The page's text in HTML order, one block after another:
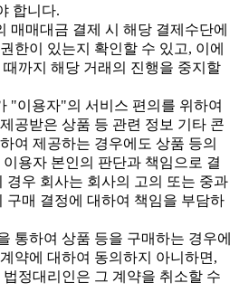
합니다.
매매대금 결제 시 해당 결제수단에
한이 있는지 확인할 수 있고, 이에
까지 해당 거래의 진행을 중지할
"이용자"의 서비스 편의를 위하여
공받은 상품 등 관련 정보 기타 콘
여 제공하는 경우에도 상품 등의
용자 본인의 판단과 책임으로 결
경우 회사는 회사의 고의 또는 중과
구매 결정에 대하여 책임을 부담하
통하여 상품 등을 구매하는 경우에
약에 대하여 동의하지 아니하면,
정대리인은 그 계약을 취소할 수